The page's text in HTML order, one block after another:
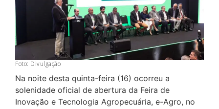
Foto: Divulgação
Na noite desta quinta-feira (16) ocorreu a
solenidade oficial de abertura da Feira de
Inovação e Tecnologia Agropecuária, e-Agro, no